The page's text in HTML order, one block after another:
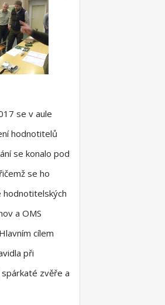
se v aule
hodnotitelů
se konalo pod
se ho
hodnotitelských
a OMS
cílem
při
zvěře a